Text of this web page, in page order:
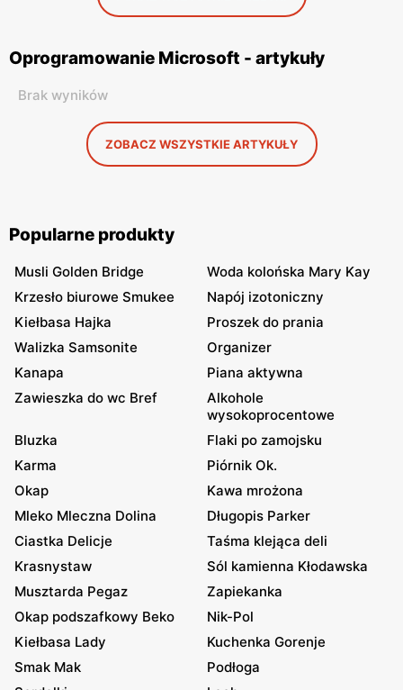
Oprogramowanie Microsoft - artykuły
Brak wyników
ZOBACZ WSZYSTKIE ARTYKUŁY
Popularne produkty
Musli Golden Bridge
Woda kolońska Mary Kay
Krzesło biurowe Smukee
Napój izotoniczny
Kiełbasa Hajka
Proszek do prania
Walizka Samsonite
Organizer
Kanapa
Piana aktywna
Zawieszka do wc Bref
Alkohole
wysokoprocentowe
Bluzka
Flaki po zamojsku
Karma
Piórnik Ok.
Okap
Kawa mrożona
Mleko Mleczna Dolina
Długopis Parker
Ciastka Delicje
Taśma klejąca deli
Krasnystaw
Sól kamienna Kłodawska
Musztarda Pegaz
Zapiekanka
Okap podszafkowy Beko
Nik-Pol
Kiełbasa Lady
Kuchenka Gorenje
Smak Mak
Podłoga